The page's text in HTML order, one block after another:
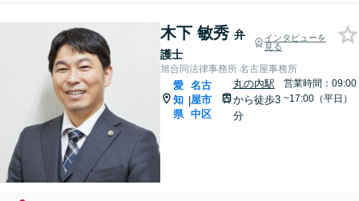
木下 敏秀 弁
護士
インタビューを
見る
旭合同法律事務所 名古屋事務所
愛
知
県
|
名古
屋市
中区
丸の内駅
から徒歩3
分
営業時間：09:00
~17:00（平日）